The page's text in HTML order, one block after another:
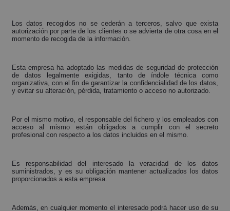
Los datos recogidos no se cederán a terceros, salvo que exista
autorización por parte de los clientes o se advierta de otra cosa en el
momento de recogida de la información.
Esta empresa ha adoptado las medidas de seguridad de protección
de datos legalmente exigidas, tanto de índole técnica como
organizativa, con el fin de garantizar la confidencialidad de los datos,
y evitar su alteración, pérdida, tratamiento o acceso no autorizado.
Por el mismo motivo, el responsable del fichero y los empleados con
acceso al mismo están obligados a cumplir con el secreto
profesional con respecto a los datos incluidos en el mismo.
Es responsabilidad del interesado la veracidad de los datos
suministrados, y es su obligación mantener actualizados los datos
proporcionados a esta empresa.
Además, en cualquier momento el interesado podrá hacer uso de su